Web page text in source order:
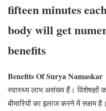
fifteen minutes
body will get
benefits
Benefits Of Surya Namaskar
स्वास्थ्य लाभ असंख्य हैं। विशेषज्ञों
बीमारियों का इलाज करने में सक्षम